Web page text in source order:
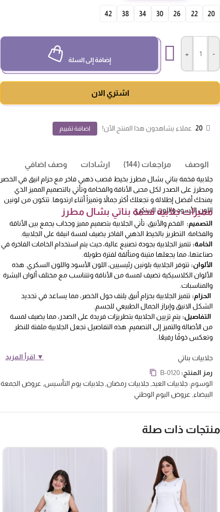
20
22
26
30
34
38
42
إضافة إلى السلة
اشتري الان
20 عملاء يشاهدون هذا المنتج الآن! اضافة تقييم
الوصف مراجعات (144) ارشادات وصف اضافي
جلابية فخمة بناتي بشال مطرز بخيط قصب ذهبي فاخر مع حزام انيق في الخصر
ومطرز على الصدر لكل محبى الأناقة والفخامة وتأتي بالتصميم المميز الذي
يمنحك أفضل إطلالة و تجعلك أكثر جمالاً وتميزاً أثناء ارتدوها. تتكون من لونين
اللون الأسود واللون السكري
مميزات جلابية فخمة بناتي بشال مطرز
التصميم:
▼ اقرأ المزيد
الفخم والأنيق: تأتي الجلابية بتصميم مميز وجذاب يجمع بين الأناقة
والفخامة. التطريز بالخيط الذهبي الفاخر يضيف لمسة انيقة على الجلابية.
الخامة:تتميز الجلابية بجودة تصنيع عالية، حيث يتم استخدام الخامات الفاخرة في
صناعتها، مما يجعلها متينة ومتألقة لفترة طويلة.
الألوان:تتوفر الجلابية بلونين رئيسيين، اللون الأسود واللون السكري. هذه
الألوان الكلاسيكية تضيف لمسة من الأناقة وتتناسب مع مختلف ألوان البشرة
والمناسبات.
الحزام:تتميز الجلابية بحزام أنيق يلتف حول الخصر، مما يساعد في تحديد
الشكل الانيق وإبراز الجمال الطبيعي للجسم.
التفاصيل: يتم تزيين الجلابية بتطريزات فريدة على الصدر، مما يضيف لمسة
من الأصالة والتميز إلى التصميم. هذه التفاصيل تجعل الجلابية ملفتة للنظر
وتعكس ذوقًا رفيعًا.
جلابيات بناتي
رمز المنتج:B-0120
الوسوم:جلابيات العيد, جلابيات رمضان, جلابيات يوم التأسيس, عروض الجمعة
البيضاء, عروض اليوم الوطني
ذات صلة